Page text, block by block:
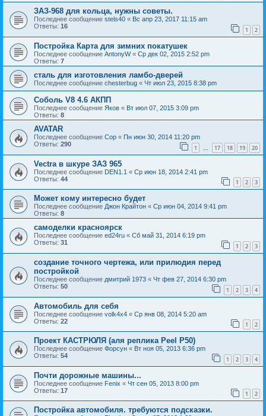
ЗАЗ-968 для кольца, нужны советы.
Последнее сообщение stels40 « Вс апр 23, 2017 11:15 am
Ответы: 16 1 2
Постройка Карта для зимних покатушек
Последнее сообщение AntonyW« Ср дек 02, 2015 2:52 pm
Ответы: 7
сталь для изготовления ламбо-дверей
Последнее сообщение chesterbug « Чт июл 23, 2015 8:38 pm
Соболь V8 4.6 АКПП
Последнее сообщение Яков « Вт июл 07, 2015 3:09 pm
Ответы: 8
AVATAR
Последнее сообщение Cop « Пн июн 30, 2014 11:20 pm
Ответы: 290 1 … 17 18 19 20
Vectra в шкуре ЗАЗ 965
Последнее сообщение DEN1.1 « Ср июн 18, 2014 2:41 pm
Ответы: 44 1 2 3
Может кому интересно будет
Последнее сообщение Джон Крайтон « Ср июн 04, 2014 9:41 pm
Ответы: 8
самоделки красноярск
Последнее сообщение ed24ru « Сб май 31, 2014 6:19 pm
Ответы: 31 1 2 3
создание точного чертежа, или прилюдия перед
постройкой
Последнее сообщение дмитрий 1973 « Чт фев 27, 2014 6:30 pm
Ответы: 50 1 2 3 4
Автомобиль для себя
Последнее сообщение volk4x4 « Ср янв 08, 2014 5:20 am
Ответы: 22 1 2
Проект КАСТРЮЛЯ (аля реплика Peel P50)
Последнее сообщение Форсун « Вт ноя 05, 2013 6:36 pm
Ответы: 54 1 2 3 4
Почти дорожные машины...
Последнее сообщение Fenix « Чт сен 05, 2013 8:00 pm
Ответы: 17 1 2
Постройка автомобиля. требуются подсказки.